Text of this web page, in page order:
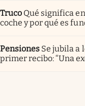
Truco Qué significa
coche y por qué es
Pensiones Se jubila a
primer recibo: “Una